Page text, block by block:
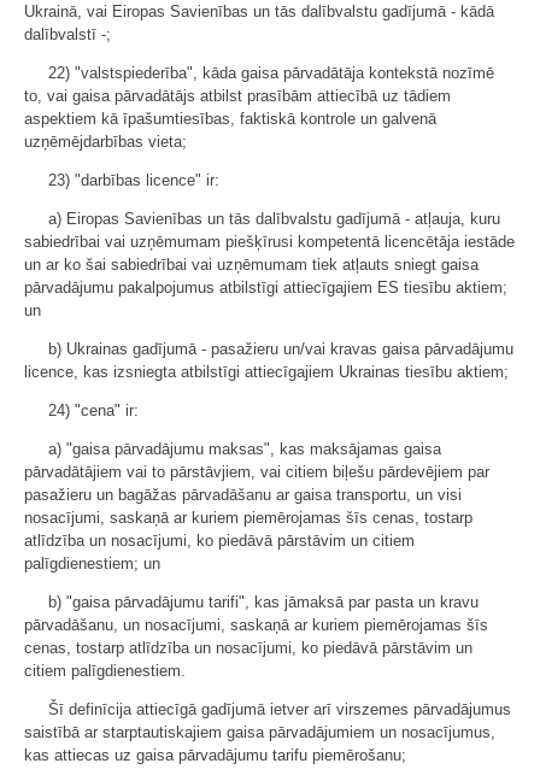
Ukrainā, vai Eiropas Savienības un tās dalībvalstu gadījumā - kādā
dalībvalstī -;
22) "valstspiederība", kāda gaisa pārvadātāja kontekstā nozīmē
to, vai gaisa pārvadātājs atbilst prasībām attiecībā uz tādiem
aspektiem kā īpašumtiesības, faktiskā kontrole un galvenā
uzņēmējdarbības vieta;
23) "darbības licence" ir:
a) Eiropas Savienības un tās dalībvalstu gadījumā - atļauja, kuru
sabiedrībai vai uzņēmumam piešķīrusi kompetentā licencētāja iestāde
un ar ko šai sabiedrībai vai uzņēmumam tiek atļauts sniegt gaisa
pārvadājumu pakalpojumus atbilstīgi attiecīgajiem ES tiesību aktiem;
un
b) Ukrainas gadījumā - pasažieru un/vai kravas gaisa pārvadājumu
licence, kas izsniegta atbilstīgi attiecīgajiem Ukrainas tiesību aktiem;
24) "cena" ir:
a) "gaisa pārvadājumu maksas", kas maksājamas gaisa
pārvadātājiem vai to pārstāvjiem, vai citiem biļešu pārdevējiem par
pasažieru un bagāžas pārvadāšanu ar gaisa transportu, un visi
nosacījumi, saskaņā ar kuriem piemērojamas šīs cenas, tostarp
atlīdzība un nosacījumi, ko piedāvā pārstāvim un citiem
palīgdienestiem; un
b) "gaisa pārvadājumu tarifi", kas jāmaksā par pasta un kravu
pārvadāšanu, un nosacījumi, saskaņā ar kuriem piemērojamas šīs
cenas, tostarp atlīdzība un nosacījumi, ko piedāvā pārstāvim un
citiem palīgdienestiem.
Šī definīcija attiecīgā gadījumā ietver arī virszemes pārvadājumus
saistībā ar starptautiskajiem gaisa pārvadājumiem un nosacījumus,
kas attiecas uz gaisa pārvadājumu tarifu piemērošanu;